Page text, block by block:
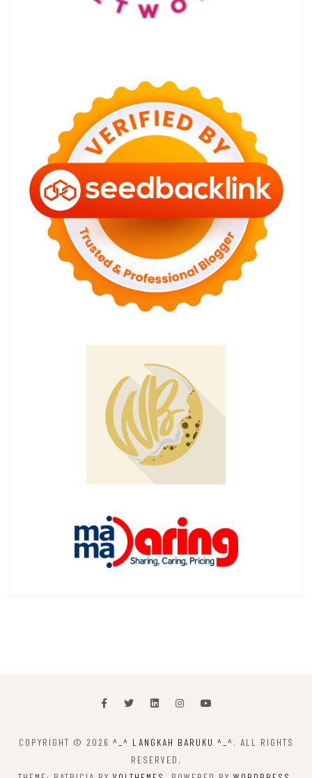
COPYRIGHT © 2026 ^_^ LANGKAH BARUKU ^_^ . ALL RIGHTS
RESERVED.